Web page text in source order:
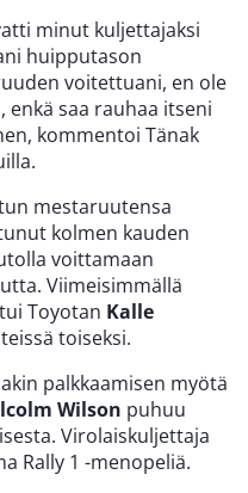
minut kuljettajaksi
huipputason
voitettuani, en ole
saa rauhaa itseni
kommentoi Tänak
mestaruutensa
kolmen kauden
voittamaan
Viimeisimmällä
Toyotan Kalle
toiseksi.
palkkaamisen myötä
Wilson puhuu
Virolaiskuljettaja
Rally 1 -menopeliä.